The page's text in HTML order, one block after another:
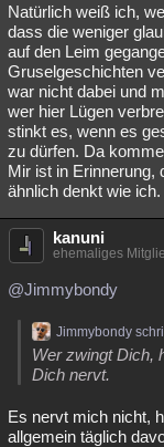
Natürlich weiß ich,
dass die weniger
auf den Leim
Gruselgeschichten
war nicht dabei und
wer hier Lügen
stinkt es, wenn es
zu dürfen. Da
Mir ist in Erinnerung,
ähnlich denkt wie ich.
kanuni
ehemaliges
@Jimmybondy
Jimmybondy
Wer zwingt Dich,
Dich nervt.
Es nervt mich nicht,
allgemein täglich